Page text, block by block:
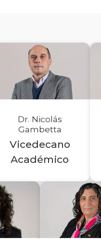
Dr. Nicolás
Gambetta
Vicedecano
Académico